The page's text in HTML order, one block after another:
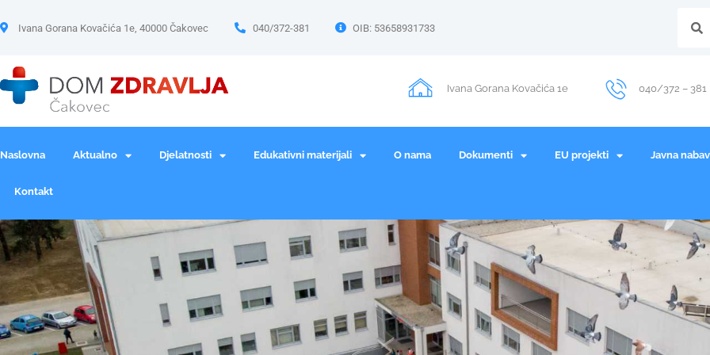
Ivana Gorana Kovačića 1e, 40000 Čakovec 040/372-381 OIB: 53658931733
Ivana Gorana Kovačića 1e 040/372 – 381
Naslovna Aktualno Djelatnosti Edukativni materijali O nama Dokumenti EU projekti Javna
Kontakt